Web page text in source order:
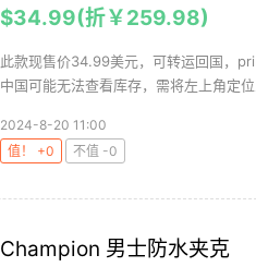
$34.99(折￥259.98)
此款现售价34.99美元，可转运回国，
中国可能无法查看库存，需将左上角定
2024-8-20 11:00
值！ +0
不值 -0
Champion 男士防水夹克